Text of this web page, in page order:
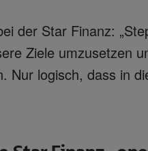
der Star Finanz:
Ziele umzusetzen
Nur logisch, dass in